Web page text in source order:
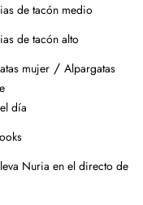
de tacón medio
de tacón alto
mujer / Alpargatas
día
Nuria en el directo de